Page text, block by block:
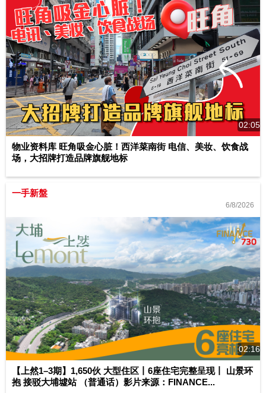
02:05
物业资料库 旺角吸金心脏！西洋菜南街 电信、美妆、饮食战
场，大招牌打造品牌旗舰地标
一手新盤
6/8/2026
02:16
【上然1–3期】1,650伙 大型住区丨6座住宅完整呈现丨 山景环
抱 接驳大埔墟站 （普通话）影片来源：FINANCE...